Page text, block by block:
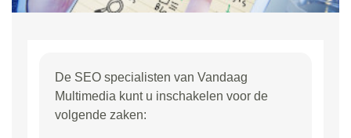
De SEO specialisten van Vandaag
Multimedia kunt u inschakelen voor de
volgende zaken: